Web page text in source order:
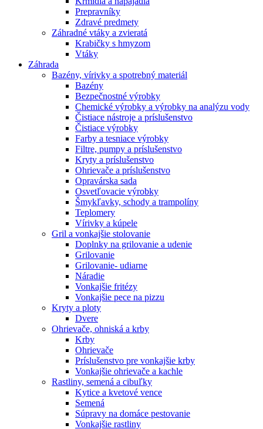
Prepravníky
Zdravé predmety
Záhradné vtáky a zvieratá
Krabičky s hmyzom
Vtáky
Záhrada
Bazény, vírivky a spotrebný materiál
Bazény
Bezpečnostné výrobky
Chemické výrobky a výrobky na analýzu vody
Čistiace nástroje a príslušenstvo
Čistiace výrobky
Farby a tesniace výrobky
Filtre, pumpy a príslušenstvo
Kryty a príslušenstvo
Ohrievače a príslušenstvo
Opravárska sada
Osvetľovacie výrobky
Šmykľavky, schody a trampolíny
Teplomery
Vírivky a kúpele
Gril a vonkajšie stolovanie
Doplnky na grilovanie a udenie
Grilovanie
Grilovanie- udiarne
Náradie
Vonkajšie fritézy
Vonkajšie pece na pizzu
Kryty a ploty
Dvere
Ohrievače, ohniská a krby
Krby
Ohrievače
Príslušenstvo pre vonkajšie krby
Vonkajšie ohrievače a kachle
Rastliny, semená a cibuľky
Kytice a kvetové vence
Semená
Súpravy na domáce pestovanie
Vonkajšie rastliny